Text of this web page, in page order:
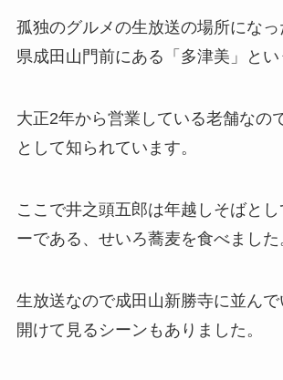
孤独のグルメの生放送の場所にな
県成田山門前にある「多津美」とい
大正2年から営業している老舗なの
として知られています。
ここで井之頭五郎は年越しそばとし
ーである、せいろ蕎麦を食べました
生放送なので成田山新勝寺に並ん
開けて見るシーンもありました。